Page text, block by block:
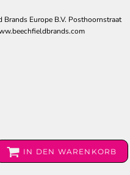
Brands Europe B.V. Posthoornstraat
IN DEN WARENKORB